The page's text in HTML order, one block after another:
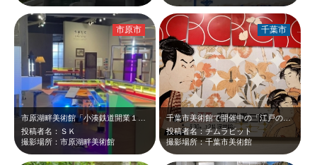
投稿者名：ＳＫ
撮影場所：市原湖畔美術館
市原市
千葉市美術館で開催中の「江戸の名プロデューサー 蔦屋重三郎と浮世絵のキセキ」を…
投稿者名：チムラビット
撮影場所：千葉市美術館
千葉市